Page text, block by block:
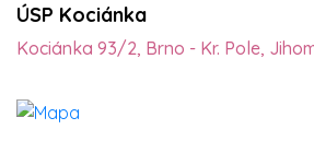
ÚSP Kociánka
Kociánka 93/2, Brno - Kr. Pole,